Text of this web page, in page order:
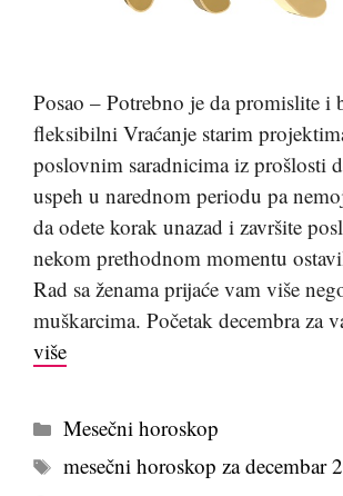
Posao – Potrebno je da promislite i
fleksibilni Vraćanje starim
poslovnim saradnicima iz prošlosti
uspeh u narednom periodu pa
da odete korak unazad i završite
nekom prethodnom momentu
Rad sa ženama prijaće vam više
muškarcima. Početak decembra za
više
Kategorije
Mesečni horoskop
Tags
mesečni horoskop za decembar